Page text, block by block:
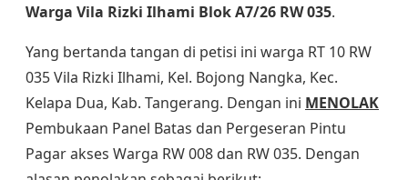
Warga Vila Rizki Ilhami Blok A7/26 RW 035.
Yang bertanda tangan di petisi ini warga RT 10 RW
035 Vila Rizki Ilhami, Kel. Bojong Nangka, Kec.
Kelapa Dua, Kab. Tangerang. Dengan ini MENOLAK
Pembukaan Panel Batas dan Pergeseran Pintu
Pagar akses Warga RW 008 dan RW 035. Dengan